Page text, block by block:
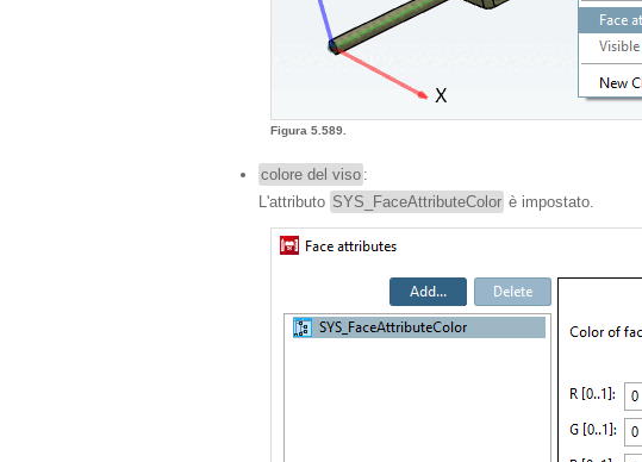
Figura 5.589.
colore del viso :
L'attributo SYS_FaceAttributeColor è impostato.